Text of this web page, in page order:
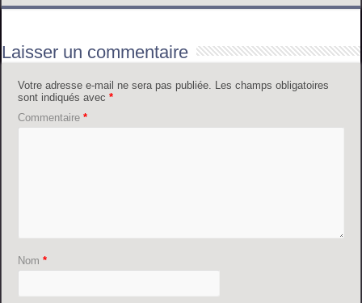
Laisser un commentaire
Votre adresse e-mail ne sera pas publiée.
Les champs obligatoires
sont indiqués avec*
Commentaire*
Nom*